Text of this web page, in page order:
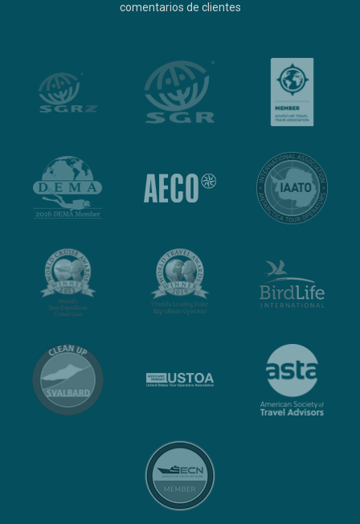
comentarios de clientes